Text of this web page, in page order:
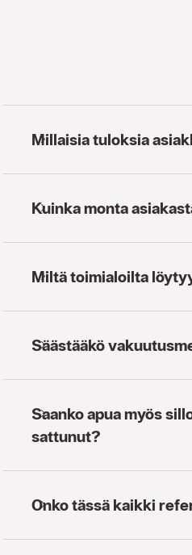
Millaisia tuloksia
Kuinka monta
Miltä toimialoilta
Säästääkö
Saanko apua myös
sattunut?
Onko tässä kaikki